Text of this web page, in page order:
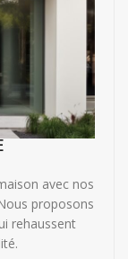
avec nos
proposons
rehaussent